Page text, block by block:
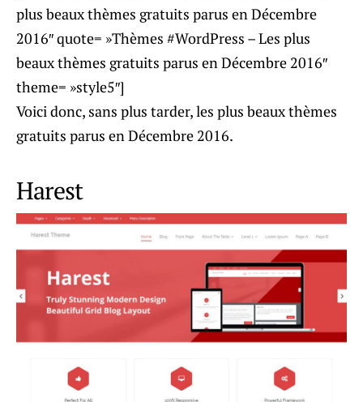
plus beaux thèmes gratuits parus en Décembre
2016″ quote= »Thèmes #WordPress – Les plus
beaux thèmes gratuits parus en Décembre 2016″
theme= »style5″]
Voici donc, sans plus tarder, les plus beaux thèmes
gratuits parus en Décembre 2016.
Harest